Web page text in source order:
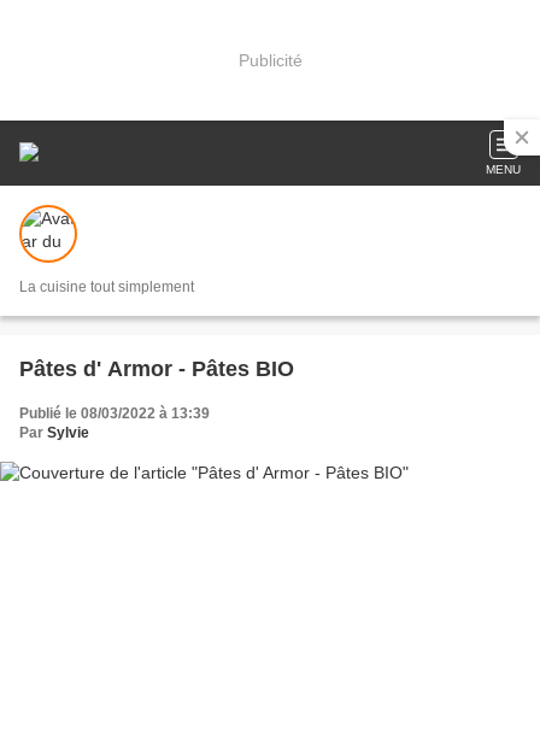
Publicité
MENU
La cuisine tout simplement
Pâtes d' Armor - Pâtes BIO
Publié le 08/03/2022 à 13:39
Par Sylvie